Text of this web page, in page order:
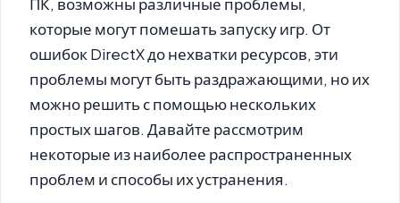
которые могут помешать запуску игр. От
ошибок DirectX до нехватки ресурсов, эти
проблемы могут быть раздражающими, но их
можно решить с помощью нескольких
простых шагов. Давайте рассмотрим
некоторые из наиболее распространенных
проблем и способы их устранения.